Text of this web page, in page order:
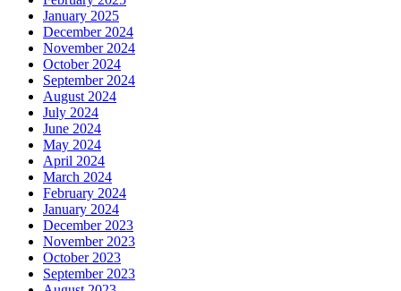
January 2025
December 2024
November 2024
October 2024
September 2024
August 2024
July 2024
June 2024
May 2024
April 2024
March 2024
February 2024
January 2024
December 2023
November 2023
October 2023
September 2023